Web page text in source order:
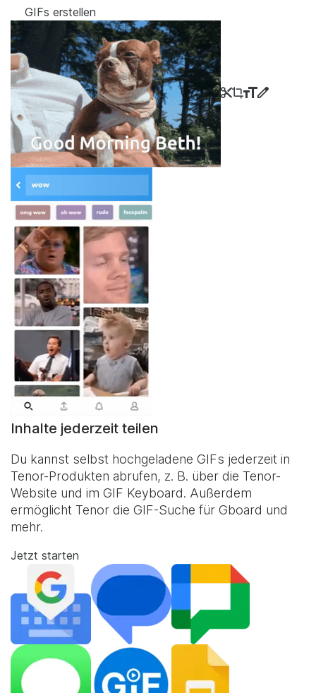
GIFs erstellen
Inhalte jederzeit teilen
Du kannst selbst hochgeladene GIFs jederzeit in
Tenor-Produkten abrufen, z. B. über die Tenor-
Website und im GIF Keyboard. Außerdem
ermöglicht Tenor die GIF-Suche für Gboard und
mehr.
Jetzt starten